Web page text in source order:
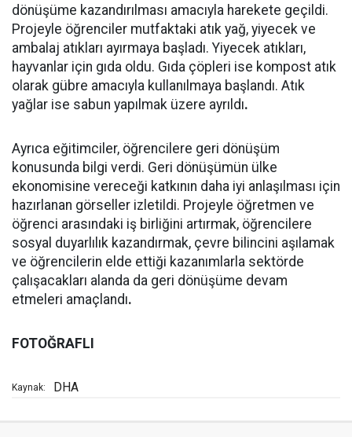
dönüşüme kazandırılması amacıyla harekete geçildi.
Projeyle öğrenciler mutfaktaki atık yağ, yiyecek ve
ambalaj atıkları ayırmaya başladı. Yiyecek atıkları,
hayvanlar için gıda oldu. Gıda çöpleri ise kompost atık
olarak gübre amacıyla kullanılmaya başlandı. Atık
yağlar ise sabun yapılmak üzere ayrıldı.
Ayrıca eğitimciler, öğrencilere geri dönüşüm
konusunda bilgi verdi. Geri dönüşümün ülke
ekonomisine vereceği katkının daha iyi anlaşılması için
hazırlanan görseller izletildi. Projeyle öğretmen ve
öğrenci arasındaki iş birliğini artırmak, öğrencilere
sosyal duyarlılık kazandırmak, çevre bilincini aşılamak
ve öğrencilerin elde ettiği kazanımlarla sektörde
çalışacakları alanda da geri dönüşüme devam
etmeleri amaçlandı.
FOTOĞRAFLI
Kaynak: DHA